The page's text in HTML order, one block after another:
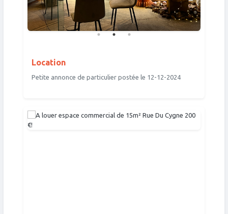
Location
Petite annonce de particulier postée le 12-12-2024